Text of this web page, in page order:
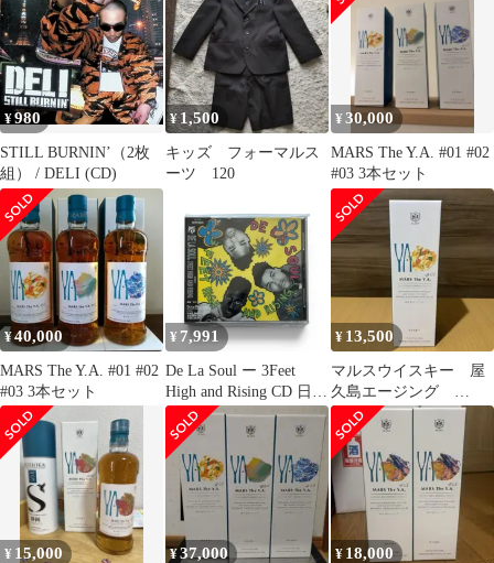
¥980
STILL BURNIN’（2枚
組） / DELI (CD)
¥ 1,500
キッズ フォーマルス
ーツ 120
¥30,000
MARS The Y.A. #01 #02
#03 3本セット
¥40,000
MARS The Y.A. #01 #02
#03 3本セット
¥ 7,991
De La Soul ー 3Feet
High and Rising CD 日本
版
¥ 13,500
マルスウイスキー 屋
久島エージング
MARS The Y.A. #01
¥ 15,000 ¥37,000 ¥ 18,000